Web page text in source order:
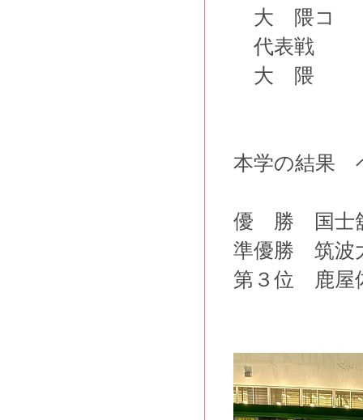
大 隈
代表戦
大 隈
本学の結果
優 勝 国士
準優勝 筑波
第３位 鹿屋